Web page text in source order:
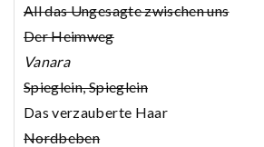
All das Ungesagte zwischen uns
Der Heimweg
Vanara
Spieglein, Spieglein
Das verzauberte Haar
Nordbeben